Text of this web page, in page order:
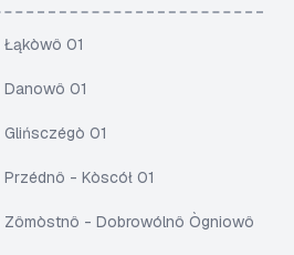
Łąkòwô 01
Danowô 01
Glińsczégò 01
Przédnô - Kòscół 01
Zômòstnô - Dobrowólnô Ògniowô